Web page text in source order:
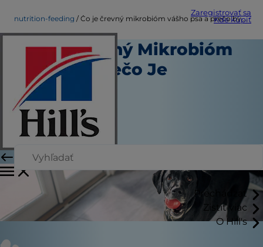
Zaregistrovať sa
Kde kúpiť
Prechádzať
Zistiť viac
O Hill's
nutrition-feeding Čo je črevný mikrobióm vášho psa a prečo by vás to malo zaujímať?
Čo Je Črevný Mikrobióm
U Psa A Prečo Je
Dôležitý?
Healthcare
Autor
|